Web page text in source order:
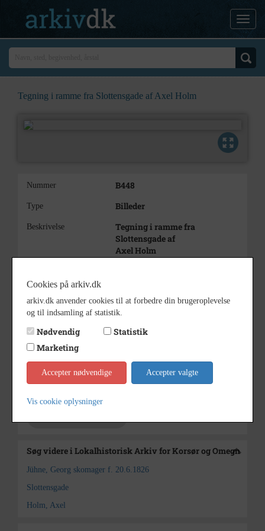
Tegning i ramme fra Slottensgade af Axel Holm
Nummer B448
Type Billeder
Beskrivelse
Tegning i ramme fra
Slottensgade af
Axel Holm
1890 - 1923
Dateringsnote 1890-1923
Fotograf Ukendt
Arkiv
Lokalhistorisk Arkiv for Korsør
Søg videre i Lokalhistorisk Arkiv for Korsør og Omegn
Jühne, Georg skomager f. 20.6.1826
Slottensgade
Holm, Axel
Cookies på arkiv.dk
arkiv.dk anvender cookies til at forbedre din brugeroplevelse
og til indsamling af statistik.
Nødvendig
Statistik
Marketing
Accepter nødvendige Accepter valgte
Vis cookie oplysninger